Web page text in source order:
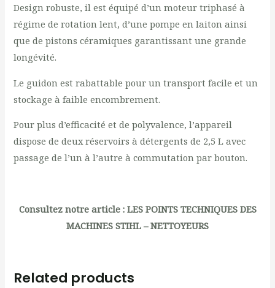
Design robuste, il est équipé d’un moteur triphasé à
régime de rotation lent, d’une pompe en laiton ainsi
que de pistons céramiques garantissant une grande
longévité.
Le guidon est rabattable pour un transport facile et un
stockage à faible encombrement.
Pour plus d’efficacité et de polyvalence, l’appareil
dispose de deux réservoirs à détergents de 2,5 L avec
passage de l’un à l’autre à commutation par bouton.
Consultez notre article : LES POINTS TECHNIQUES DES
MACHINES STIHL – NETTOYEURS
Related products